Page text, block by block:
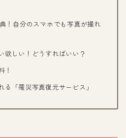
！自分のスマホでも写真が撮れ
欲しい！どうすればいい？
！
る「罹災写真復元サービス」